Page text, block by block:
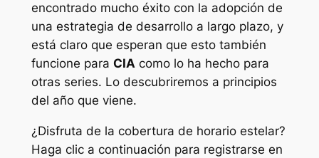
encontrado mucho éxito con la adopción de
una estrategia de desarrollo a largo plazo, y
está claro que esperan que esto también
funcione para CIAcomo lo ha hecho para
otras series. Lo descubriremos a principios
del año que viene.
¿Disfruta de la cobertura de horario estelar?
Haga clic a continuación para registrarse en